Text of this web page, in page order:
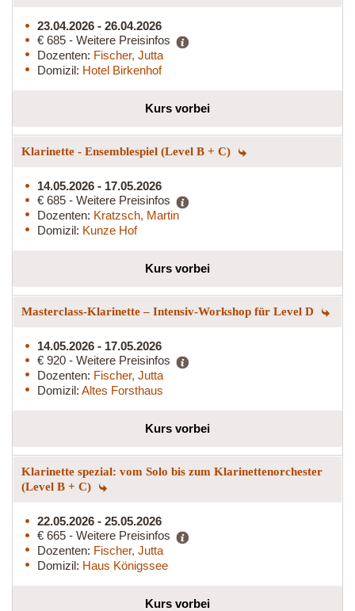
23.04.2026 - 26.04.2026
€ 685 - Weitere Preisinfos
Dozenten: Fischer, Jutta
Domizil: Hotel Birkenhof
Kurs vorbei
Klarinette - Ensemblespiel (Level B + C)
14.05.2026 - 17.05.2026
€ 685 - Weitere Preisinfos
Dozenten: Kratzsch, Martin
Domizil: Kunze Hof
Kurs vorbei
Masterclass-Klarinette – Intensiv-Workshop für Level D
14.05.2026 - 17.05.2026
€ 920 - Weitere Preisinfos
Dozenten: Fischer, Jutta
Domizil: Altes Forsthaus
Kurs vorbei
Klarinette spezial: vom Solo bis zum Klarinettenorchester
(Level B + C)
22.05.2026 - 25.05.2026
€ 665 - Weitere Preisinfos
Dozenten: Fischer, Jutta
Domizil: Haus Königssee
Kurs vorbei